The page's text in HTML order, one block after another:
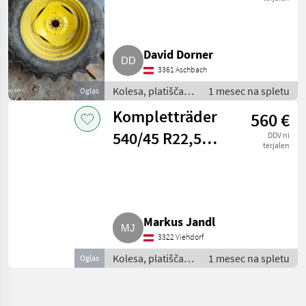
Oglas
David Dorner
3361 Aschbach
Kolesa, platišča in
pnevmatike /
Komplet kolesa
1 mesec na spletu
Oglas
Kompletträder
540/45 R22,5
560 €
DDV ni
terjalen
Markus Jandl
3322 Viehdorf
Kolesa, platišča in
pnevmatike /
1 mesec na spletu